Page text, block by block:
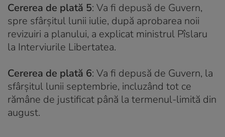
Cererea de plată 5: Va fi depusă de Guvern,
spre sfârșitul lunii iulie, după aprobarea noii
revizuiri a planului, a explicat ministrul Pîslaru
la Interviurile Libertatea.
Cererea de plată 6: Va fi depusă de Guvern, la
sfârșitul lunii septembrie, incluzând tot ce
rămâne de justificat până la termenul-limită din
august.